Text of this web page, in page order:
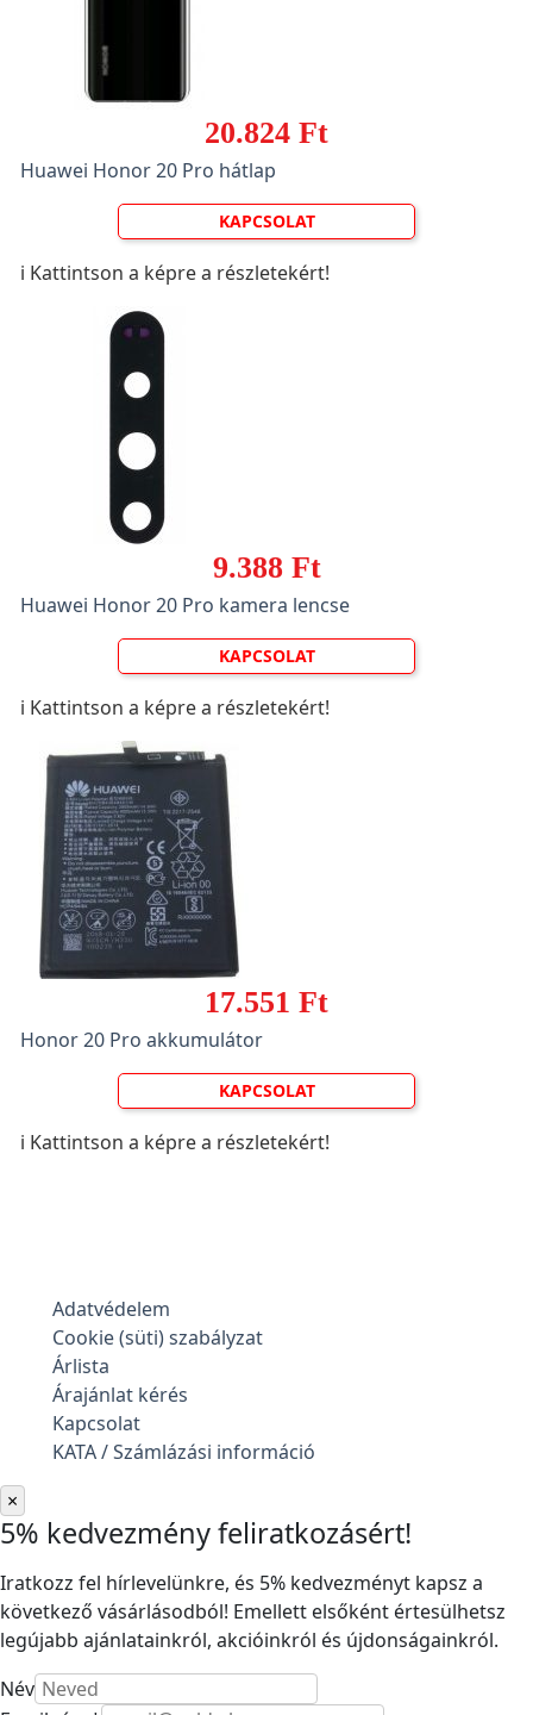
20.824 Ft
Huawei Honor 20 Pro hátlap
KAPCSOLAT
ℹ️ Kattintson a képre a részletekért!
9.388 Ft
Huawei Honor 20 Pro kamera lencse
KAPCSOLAT
ℹ️ Kattintson a képre a részletekért!
17.551 Ft
Honor 20 Pro akkumulátor
KAPCSOLAT
ℹ️ Kattintson a képre a részletekért!
Adatvédelem
Cookie (süti) szabályzat
Árlista
Árajánlat kérés
Kapcsolat
KATA / Számlázási információ
×
5% kedvezmény feliratkozásért!
Iratkozz fel hírlevelünkre, és 5% kedvezményt kapsz a
következő vásárlásodból! Emellett elsőként értesülhetsz
legújabb ajánlatainkról, akcióinkról és újdonságainkról.
Név